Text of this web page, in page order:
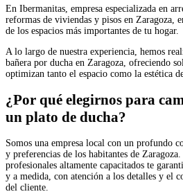
En Ibermanitas, empresa especializada en
reformas de viviendas y pisos en Zaragoza,
de los espacios más importantes de tu hogar.
A lo largo de nuestra experiencia, hemos
bañera por ducha en Zaragoza, ofreciendo
optimizan tanto el espacio como la estética
¿Por qué elegirnos para
un plato de ducha?
Somos una empresa local con un profundo
y preferencias de los habitantes de
profesionales altamente capacitados te
y a medida, con atención a los detalles y el
del cliente.